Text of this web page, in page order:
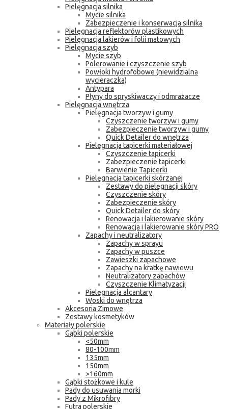
Pielęgnacja silnika
Mycie silnika
Zabezpieczenie i konserwacja silnika
Pielęgnacja reflektorów plastikowych
Pielęgnacja lakierów i folii matowych
Pielęgnacja szyb
Mycie szyb
Polerowanie i czyszczenie szyb
Powłoki hydrofobowe (niewidzialna
wycieraczka)
Antypara
Płyny do spryskiwaczy i odmrażacze
Pielęgnacja wnętrza
Pielęgnacja tworzyw i gumy
Czyszczenie tworzyw i gumy
Zabezpieczenie tworzyw i gumy
Quick Detailer do wnętrza
Pielęgnacja tapicerki materiałowej
Czyszczenie tapicerki
Zabezpieczenie tapicerki
Barwienie Tapicerki
Pielęgnacja tapicerki skórzanej
Zestawy do pielęgnacji skóry
Czyszczenie skóry
Zabezpieczenie skóry
Quick Detailer do skóry
Renowacja i lakierowanie skóry
Renowacja i lakierowanie skóry PRO
Zapachy i neutralizatory
Zapachy w sprayu
Zapachy w puszce
Zawieszki zapachowe
Zapachy na kratkę nawiewu
Neutralizatory zapachów
Czyszczenie Klimatyzacji
Pielęgnacja alcantary
Woski do wnętrza
Akcesoria Zimowe
Zestawy kosmetyków
Materiały polerskie
Gąbki polerskie
<50mm
80-100mm
135mm
150mm
>160mm
Gąbki stożkowe i kule
Pady do usuwania morki
Pady z Mikrofibry
Futra polerskie